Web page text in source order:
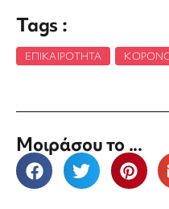
Tags :
ΕΠΙΚΑΙΡΌΤΗΤΑ
Μοιράσου το ...